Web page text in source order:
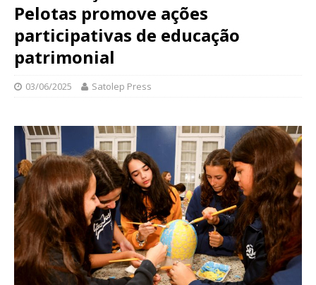
Pelotas promove ações
participativas de educação
patrimonial
03/06/2025 Satolep Press